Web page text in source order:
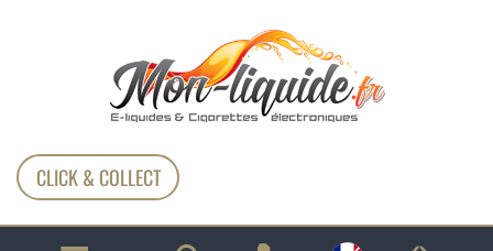
CLICK & COLLECT